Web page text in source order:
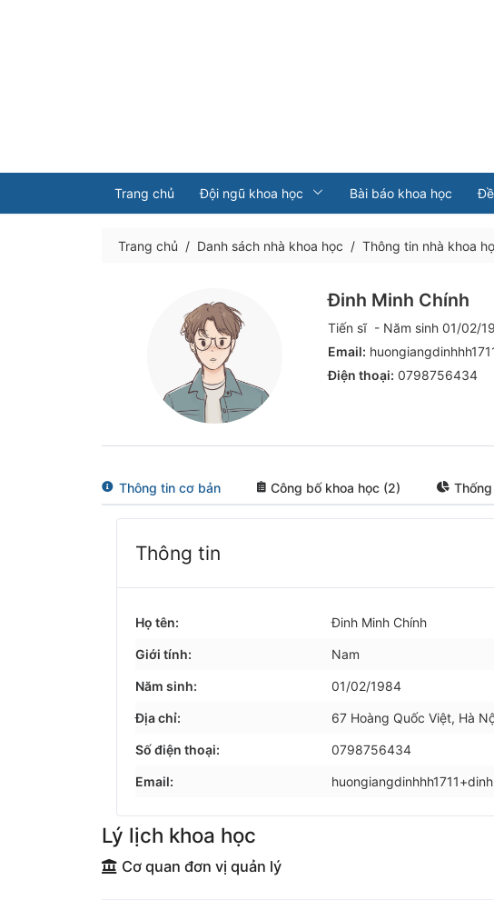
Trang chủ Đội ngũ khoa học Bài báo khoa học
Trang chủ / Danh sách nhà khoa học / Thông tin nhà khoa
Đinh Minh Chính
Tiến sĩ - Năm sinh 01/02/
Email:
Điện thoại: 0798756434
Thông tin
Họ tên: Đinh Minh Chính
Giới tính: Nam
Năm sinh: 01/02/1984
Địa chỉ: 67 Hoàng Quốc Việt, Hà
Số điện thoại: 0798756434
Email:
Lý lịch khoa học
Cơ quan đơn vị quản lý
Thông tin cơ bản Công bố khoa học (2)